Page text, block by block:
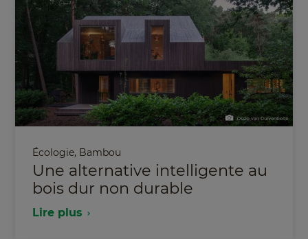
Écologie, Bambou
Une alternative intelligente au
bois dur non durable
Lire plus